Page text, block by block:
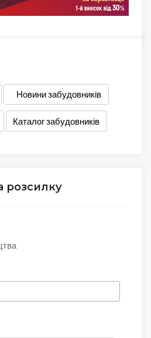
Новини забудовників
Каталог забудовників
розсилку